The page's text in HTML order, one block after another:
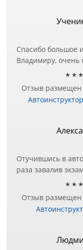
Спасибо большое
Владимиру, очень
человек и
другой
экзаменом в ГИБДД
подготовка — за
занятиями и
Нашел подход в
информации и
ошибки, с
было трудно
Премного
* * *
Отзыв размещен
Отучившись в
раза завалив
поняла, что нужно
Сестра
качестве
маршрут и
Уже после первого
* * *
Отзыв размещен